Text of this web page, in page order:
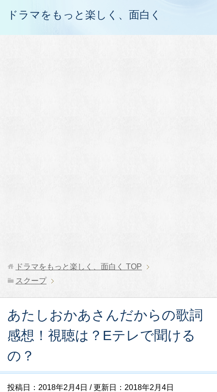
ドラマをもっと楽しく、面白く
ドラマをもっと楽しく、面白く TOP
スクープ
あたしおかあさんだからの歌詞
感想！視聴は？Eテレで聞ける
の？
投稿日： 2018年2月4日 / 更新日： 2018年2月4日